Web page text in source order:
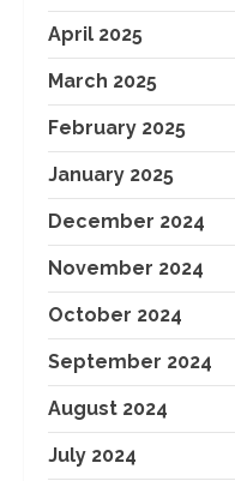
April 2025
March 2025
February 2025
January 2025
December 2024
November 2024
October 2024
September 2024
August 2024
July 2024